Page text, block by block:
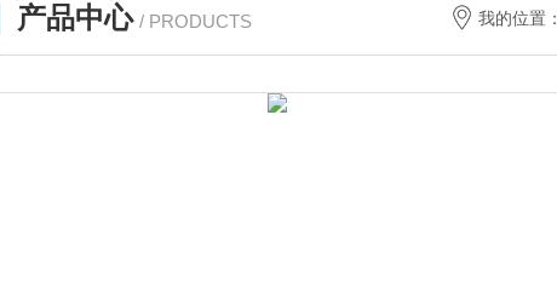
产品中心 / PRODUCTS 我的位置：